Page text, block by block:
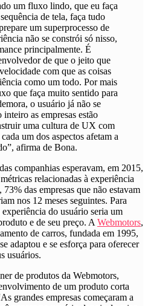
um fluxo lindo, que eu faça
de tela, faça tudo
um superprocesso de
não se constrói só nisso,
principalmente. É
de que o jeito que
com que as coisas
como um todo. Por mais
que faça muito sentido para
o usuário já não se
as empresas estão
uma cultura de UX com
um dos aspectos afetam a
afirma de Bona.
companhias esperavam, em 2015,
relacionadas à experiência
das empresas que não estavam
nos 12 meses seguintes. Para
do usuário seria um
e de seu preço. A Webmotors,
de carros, fundada em 1995,
adaptou e se esforça para oferecer
usuários.
de produtos da Webmotors,
de um produto corta
grandes empresas começaram a